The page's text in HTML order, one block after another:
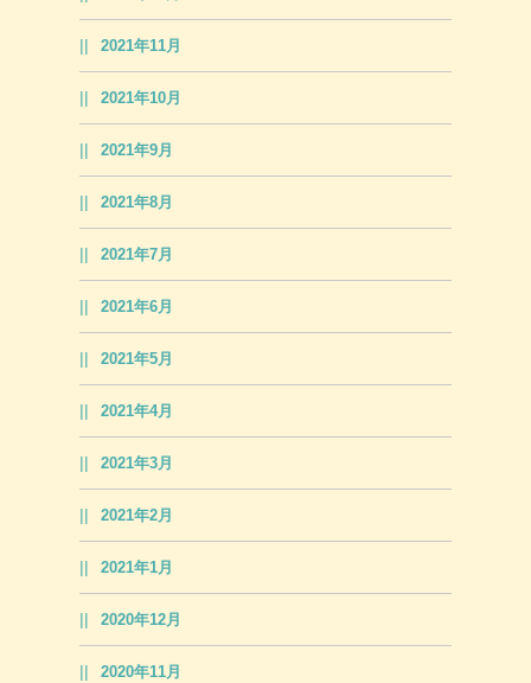
2021年11月
2021年10月
2021年9月
2021年8月
2021年7月
2021年6月
2021年5月
2021年4月
2021年3月
2021年2月
2021年1月
2020年12月
2020年11月